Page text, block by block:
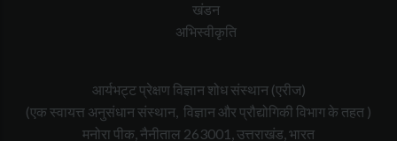
खंडन
अभिस्वीकृति
आर्यभट्ट प्रेक्षण विज्ञान शोध संस्थान (एरीज)
(एक स्वायत्त अनुसंधान संस्थान, विज्ञान और प्रौद्योगिकी विभाग के तहत )
मनोरा पीक, नैनीताल 263001, उत्तराखंड, भारत